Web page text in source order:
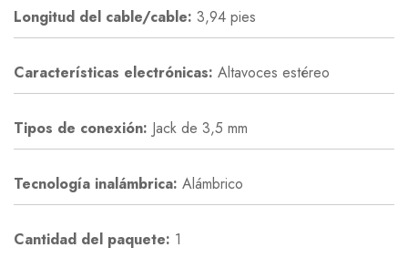
Longitud del cable/cable: 3,94 pies
Características electrónicas: Altavoces estéreo
Tipos de conexión: Jack de 3,5 mm
Tecnología inalámbrica: Alámbrico
Cantidad del paquete: 1